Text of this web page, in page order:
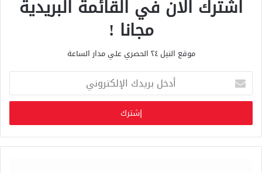
اشترك الان في القائمة البريدية
مجانا !
موقع النيل ٢٤ الحصري علي مدار الساعة
خ
ب
ر
ي